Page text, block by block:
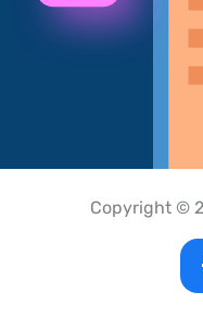
Copyright ©